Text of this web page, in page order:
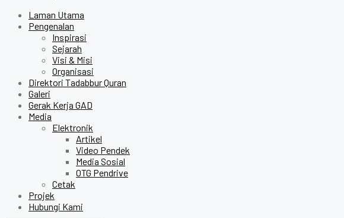
Laman Utama
Pengenalan
Inspirasi
Sejarah
Visi & Misi
Organisasi
Direktori Tadabbur Quran
Galeri
Gerak Kerja GAD
Media
Elektronik
Artikel
Video Pendek
Media Sosial
OTG Pendrive
Cetak
Projek
Hubungi Kami